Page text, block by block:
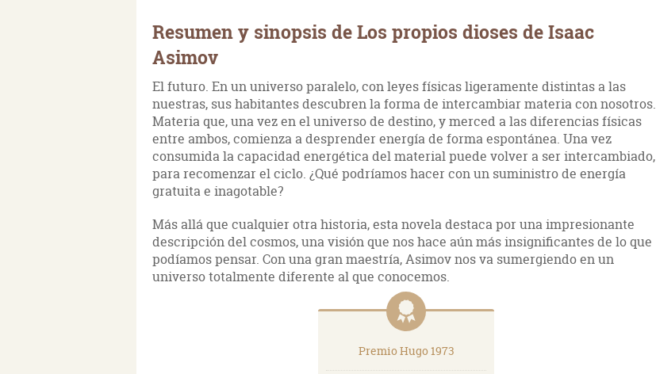
Resumen y sinopsis de Los propios dioses de Isaac
Asimov
El futuro. En un universo paralelo, con leyes físicas ligeramente distintas a las
nuestras, sus habitantes descubren la forma de intercambiar materia con nosotros.
Materia que, una vez en el universo de destino, y merced a las diferencias físicas
entre ambos, comienza a desprender energía de forma espontánea. Una vez
consumida la capacidad energética del material puede volver a ser intercambiado,
para recomenzar el ciclo. ¿Qué podríamos hacer con un suministro de energía
gratuita e inagotable?
Más allá que cualquier otra historia, esta novela destaca por una impresionante
descripción del cosmos, una visión que nos hace aún más insignificantes de lo que
podíamos pensar. Con una gran maestría, Asimov nos va sumergiendo en un
universo totalmente diferente al que conocemos.
Premio Hugo 1973